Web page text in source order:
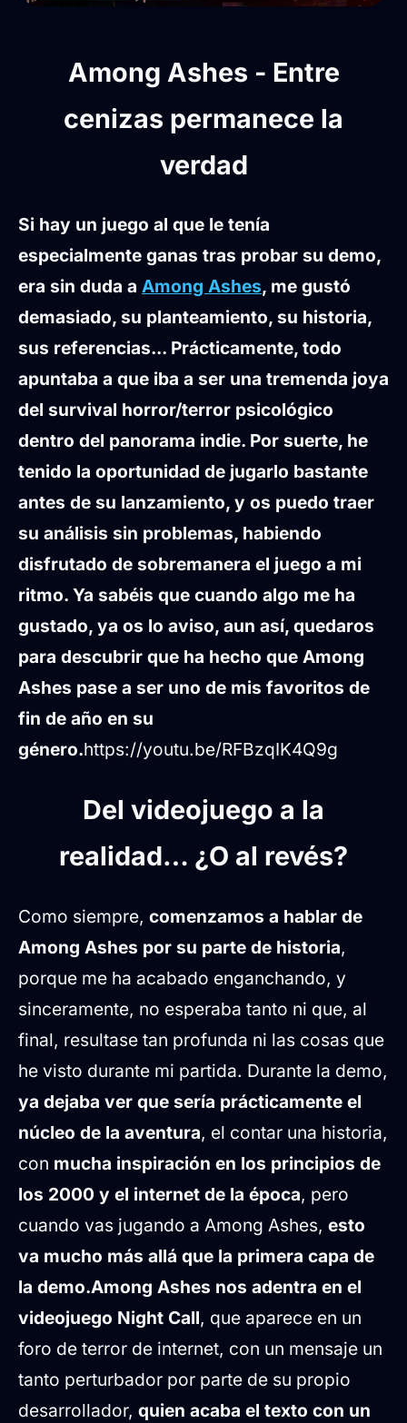
Among Ashes - Entre
cenizas permanece la
verdad
Si hay un juego al que le tenía
especialmente ganas tras probar su demo,
era sin duda a Among Ashes, me gustó
demasiado, su planteamiento, su historia,
sus referencias... Prácticamente, todo
apuntaba a que iba a ser una tremenda joya
del survival horror/terror psicológico
dentro del panorama indie. Por suerte, he
tenido la oportunidad de jugarlo bastante
antes de su lanzamiento, y os puedo traer
su análisis sin problemas, habiendo
disfrutado de sobremanera el juego a mi
ritmo. Ya sabéis que cuando algo me ha
gustado, ya os lo aviso, aun así, quedaros
para descubrir que ha hecho que Among
Ashes pase a ser uno de mis favoritos de
fin de año en su
género.https://youtu.be/RFBzqIK4Q9g
Del videojuego a la
realidad… ¿O al revés?
Como siempre, comenzamos a hablar de
Among Ashes por su parte de historia,
porque me ha acabado enganchando, y
sinceramente, no esperaba tanto ni que, al
final, resultase tan profunda ni las cosas que
he visto durante mi partida. Durante la demo,
ya dejaba ver que sería prácticamente el
núcleo de la aventura, el contar una historia,
con mucha inspiración en los principios de
los 2000 y el internet de la época, pero
cuando vas jugando a Among Ashes, esto
va mucho más allá que la primera capa de
la demo.Among Ashes nos adentra en el
videojuego Night Call, que aparece en un
foro de terror de internet, con un mensaje un
tanto perturbador por parte de su propio
desarrollador, quien acaba el texto con un